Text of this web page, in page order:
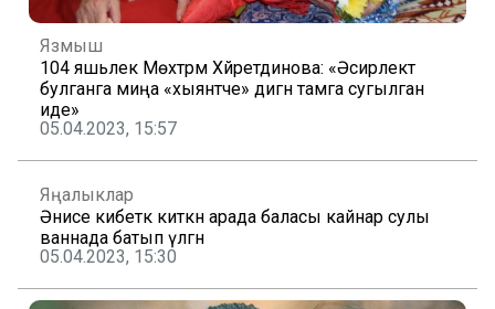
Язмыш
104 яшьлек Мөхтәрәмә Хәйретдинова: «Әсирлектә
булганга миңа «хыянәтче» дигән тамга сугылган
иде»
05.04.2023, 15:57
Яңалыклар
Әнисе кибеткә киткән арада баласы кайнар сулы
ваннада батып үлгән
05.04.2023, 15:30